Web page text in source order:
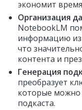
экономит
Организация
NotebookLM
информацию из
что
контента и
Генерация
преобразует
которые можно
подкаста.